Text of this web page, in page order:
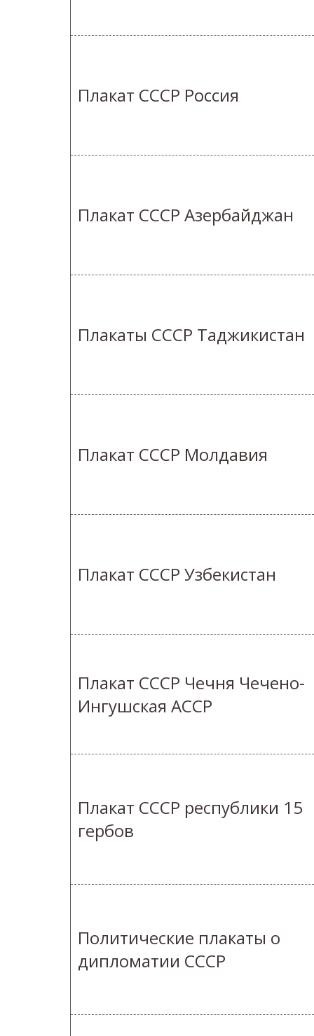
Плакат СССР Россия
Плакат СССР Азербайджан
Плакаты СССР Таджикистан
Плакат СССР Молдавия
Плакат СССР Узбекистан
Плакат СССР Чечня Чечено-
Ингушская АССР
Плакат СССР республики 15
гербов
Политические плакаты о
дипломатии СССР